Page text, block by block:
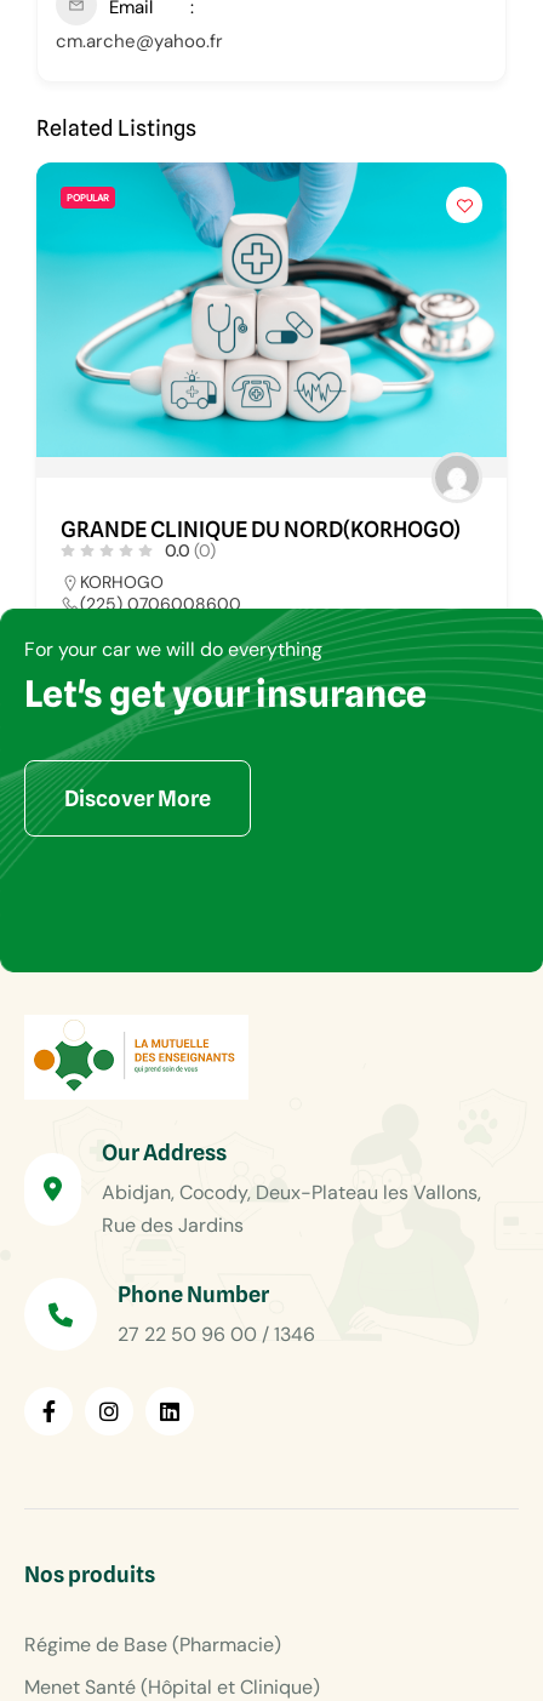
Email
cm.arche@yahoo.fr
Related Listings
POPULAR
GRANDE CLINIQUE DU NORD(KORHOGO)
0.0 (0)
KORHOGO
(225) 0706008600
davidballiet777@gmail.com
CLINIQUE MEDICALE 125
For your car we will do everything
Let's get your insurance
Discover More
Our Address
Abidjan, Cocody, Deux-Plateau les Vallons,
Rue des Jardins
Phone Number
27 22 50 96 00 / 1346
Nos produits
Régime de Base (Pharmacie)
Menet Santé (Hôpital et Clinique)